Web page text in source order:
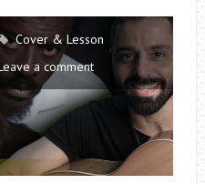
Cover & Lesson
a comment